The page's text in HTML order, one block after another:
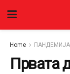
Home ПАНДЕМИЈА
Првата